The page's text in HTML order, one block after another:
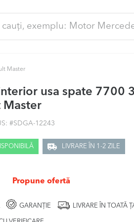
Master
usa spate 7700
Master
#SDGA-12243
LIVRARE ÎN 1-2 ZILE
Propune ofertă
GARANȚIE LIVRARE ÎN TOATĂ